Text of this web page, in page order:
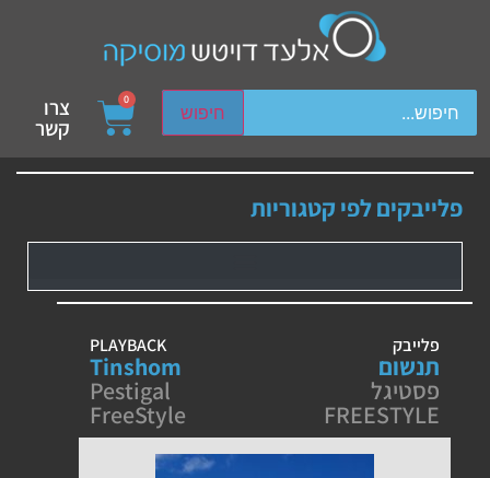
חיפוש
device users, explore by touch or with swipe gestures.
0 צרו
קשר
פלייבקים לפי קטגוריות
פלייבק
תנשום
פסטיגל
FREESTYLE
PLAYBACK
Tinshom
Pestigal
FreeStyle